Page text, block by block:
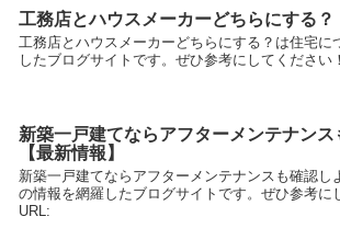
工務店とハウスメーカーどちらにする？
工務店とハウスメーカーどちらにする？は住宅に
したブログサイトです。ぜひ参考にしてくださ
新築一戸建てならアフターメンテナンス
【最新情報】
新築一戸建てならアフターメンテナンスも確認し
の情報を網羅したブログサイトです。ぜひ参考に
URL: